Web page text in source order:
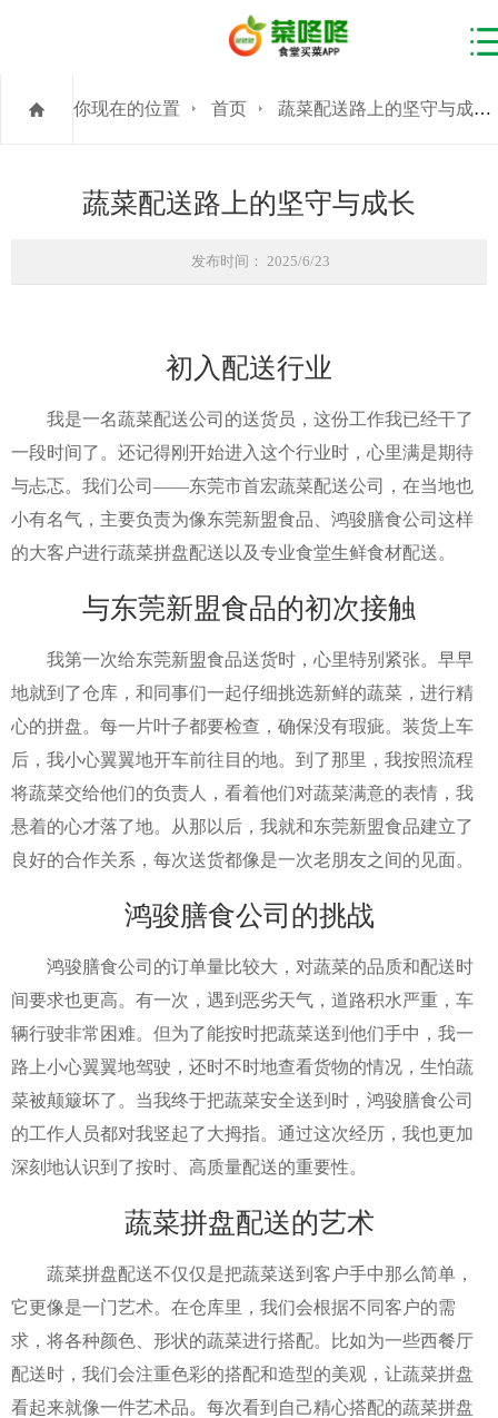
你现在的位置 首页 蔬菜配送路上的坚守与成长
蔬菜配送路上的坚守与成长
发布时间： 2025/6/23
初入配送行业
我是一名蔬菜配送公司的送货员，这份工作我已经干了
一段时间了。还记得刚开始进入这个行业时，心里满是期待
与忐忑。我们公司——东莞市首宏蔬菜配送公司，在当地也
小有名气，主要负责为像东莞新盟食品、鸿骏膳食公司这样
的大客户进行蔬菜拼盘配送以及专业食堂生鲜食材配送。
与东莞新盟食品的初次接触
我第一次给东莞新盟食品送货时，心里特别紧张。早早
地就到了仓库，和同事们一起仔细挑选新鲜的蔬菜，进行精
心的拼盘。每一片叶子都要检查，确保没有瑕疵。装货上车
后，我小心翼翼地开车前往目的地。到了那里，我按照流程
将蔬菜交给他们的负责人，看着他们对蔬菜满意的表情，我
悬着的心才落了地。从那以后，我就和东莞新盟食品建立了
良好的合作关系，每次送货都像是一次老朋友之间的见面。
鸿骏膳食公司的挑战
鸿骏膳食公司的订单量比较大，对蔬菜的品质和配送时
间要求也更高。有一次，遇到恶劣天气，道路积水严重，车
辆行驶非常困难。但为了能按时把蔬菜送到他们手中，我一
路上小心翼翼地驾驶，还时不时地查看货物的情况，生怕蔬
菜被颠簸坏了。当我终于把蔬菜安全送到时，鸿骏膳食公司
的工作人员都对我竖起了大拇指。通过这次经历，我也更加
深刻地认识到了按时、高质量配送的重要性。
蔬菜拼盘配送的艺术
蔬菜拼盘配送不仅仅是把蔬菜送到客户手中那么简单，
它更像是一门艺术。在仓库里，我们会根据不同客户的需
求，将各种颜色、形状的蔬菜进行搭配。比如为一些西餐厅
配送时，我们会注重色彩的搭配和造型的美观，让蔬菜拼盘
看起来就像一件艺术品。每次看到自己精心搭配的蔬菜拼盘